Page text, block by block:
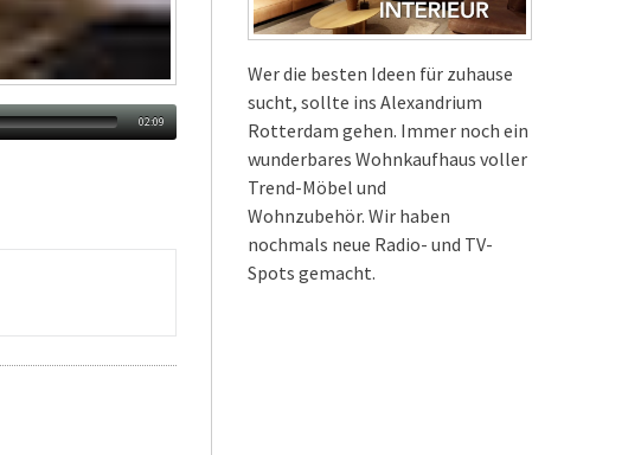
02:09
Wer die besten Ideen für zuhause
sucht, sollte ins Alexandrium
Rotterdam gehen. Immer noch ein
wunderbares Wohnkaufhaus voller
Trend-Möbel und
Wohnzubehör. Wir haben
nochmals neue Radio- und TV-
Spots gemacht.